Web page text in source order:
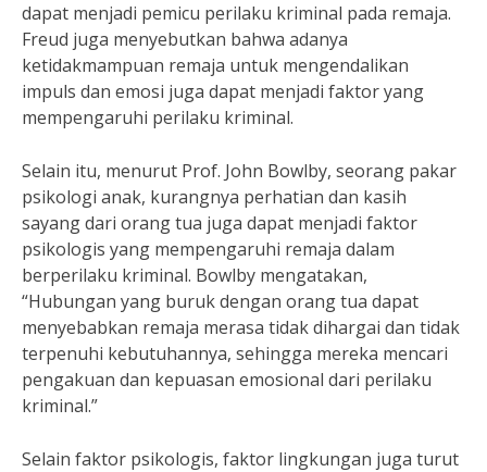
dapat menjadi pemicu perilaku kriminal pada remaja.
Freud juga menyebutkan bahwa adanya
ketidakmampuan remaja untuk mengendalikan
impuls dan emosi juga dapat menjadi faktor yang
mempengaruhi perilaku kriminal.
Selain itu, menurut Prof. John Bowlby, seorang pakar
psikologi anak, kurangnya perhatian dan kasih
sayang dari orang tua juga dapat menjadi faktor
psikologis yang mempengaruhi remaja dalam
berperilaku kriminal. Bowlby mengatakan,
“Hubungan yang buruk dengan orang tua dapat
menyebabkan remaja merasa tidak dihargai dan tidak
terpenuhi kebutuhannya, sehingga mereka mencari
pengakuan dan kepuasan emosional dari perilaku
kriminal.”
Selain faktor psikologis, faktor lingkungan juga turut